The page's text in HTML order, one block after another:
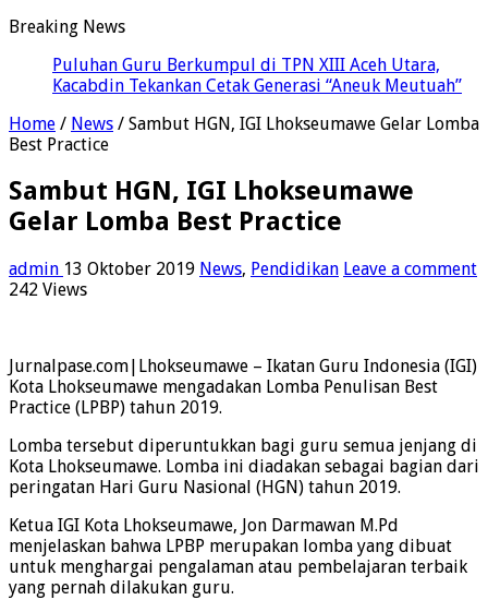
Breaking News
Puluhan Guru Berkumpul di TPN XIII Aceh Utara,
Kacabdin Tekankan Cetak Generasi “Aneuk Meutuah”
Home / News / Sambut HGN, IGI Lhokseumawe Gelar Lomba
Best Practice
Sambut HGN, IGI Lhokseumawe
Gelar Lomba Best Practice
admin 13 Oktober 2019 News, Pendidikan Leave a comment
242 Views
Jurnalpase.com|Lhokseumawe – Ikatan Guru Indonesia (IGI)
Kota Lhokseumawe mengadakan Lomba Penulisan Best
Practice (LPBP) tahun 2019.
Lomba tersebut diperuntukkan bagi guru semua jenjang di
Kota Lhokseumawe. Lomba ini diadakan sebagai bagian dari
peringatan Hari Guru Nasional (HGN) tahun 2019.
Ketua IGI Kota Lhokseumawe, Jon Darmawan M.Pd
menjelaskan bahwa LPBP merupakan lomba yang dibuat
untuk menghargai pengalaman atau pembelajaran terbaik
yang pernah dilakukan guru.